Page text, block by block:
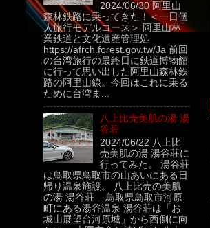
2024/06/30 阿里山
森林鉄路に乗ってきた！＜一日個
人旅行モデルコース＞ 阿里山林
業鉄道と文化遺産管理処
https://afrch.forest.gov.tw/Ja 前回
の台湾旅行の最終日に鉄道博物館
に行って思い出した阿里山森林鉄
路の阿里山線。今回はこれに乗る
ために台湾ま...
八上比売美肌の湯 湯
谷荘
2024/06/22 八上比
売美肌の湯 湯谷荘に
行ってみた。 湯谷荘
は鳥取県鳥取市の山あいにある日
帰り温泉施設。 八上比売の美肌
の湯 湯谷荘 – 鳥取県鳥取市河原
町にある湯谷温泉 湯谷荘は「お
城山展望台河原城」から西側に向